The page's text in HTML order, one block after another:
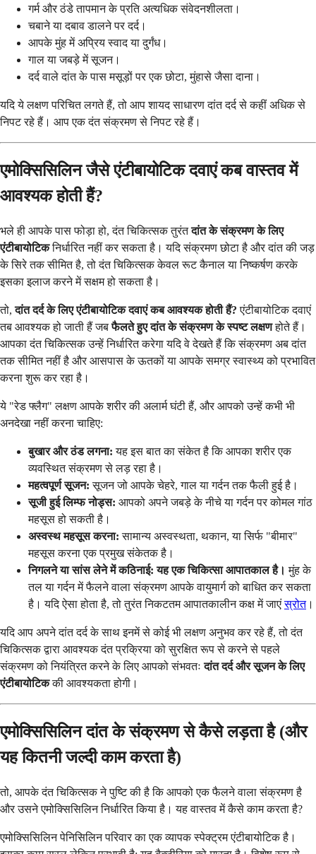
गर्म और ठंडे तापमान के प्रति अत्यधिक संवेदनशीलता।
चबाने या दबाव डालने पर दर्द।
आपके मुंह में अप्रिय स्वाद या दुर्गंध।
गाल या जबड़े में सूजन।
दर्द वाले दांत के पास मसूड़ों पर एक छोटा, मुंहासे जैसा दाना।
यदि ये लक्षण परिचित लगते हैं, तो आप शायद साधारण दांत दर्द से कहीं अधिक से
निपट रहे हैं। आप एक दंत संक्रमण से निपट रहे हैं।
एमोक्सिसिलिन जैसे एंटीबायोटिक दवाएं कब वास्तव में
आवश्यक होती हैं?
भले ही आपके पास फोड़ा हो, दंत चिकित्सक तुरंतदांत के संक्रमण के लिए
एंटीबायोटिकनिर्धारित नहीं कर सकता है। यदि संक्रमण छोटा है और दांत की जड़
के सिरे तक सीमित है, तो दंत चिकित्सक केवल रूट कैनाल या निष्कर्षण करके
इसका इलाज करने में सक्षम हो सकता है।
तो,दांत दर्द के लिए एंटीबायोटिक दवाएं कब आवश्यक होती हैं? एंटीबायोटिक दवाएं
तब आवश्यक हो जाती हैं जबफैलते हुए दांत के संक्रमण के स्पष्ट लक्षणहोते हैं।
आपका दंत चिकित्सक उन्हें निर्धारित करेगा यदि वे देखते हैं कि संक्रमण अब दांत
तक सीमित नहीं है और आसपास के ऊतकों या आपके समग्र स्वास्थ्य को प्रभावित
करना शुरू कर रहा है।
ये "रेड फ्लैग" लक्षण आपके शरीर की अलार्म घंटी हैं, और आपको उन्हें कभी भी
अनदेखा नहीं करना चाहिए:
बुखार और ठंड लगना: यह इस बात का संकेत है कि आपका शरीर एक
व्यवस्थित संक्रमण से लड़ रहा है।
महत्वपूर्ण सूजन: सूजन जो आपके चेहरे, गाल या गर्दन तक फैली हुई है।
सूजी हुई लिम्फ नोड्स: आपको अपने जबड़े के नीचे या गर्दन पर कोमल गांठ
महसूस हो सकती है।
अस्वस्थ महसूस करना: सामान्य अस्वस्थता, थकान, या सिर्फ "बीमार"
महसूस करना एक प्रमुख संकेतक है।
निगलने या सांस लेने में कठिनाई: यह एक चिकित्सा आपातकाल है। मुंह के
तल या गर्दन में फैलने वाला संक्रमण आपके वायुमार्ग को बाधित कर सकता
है। यदि ऐसा होता है, तो तुरंत निकटतम आपातकालीन कक्ष में जाएंस्रोत।
यदि आप अपने दांत दर्द के साथ इनमें से कोई भी लक्षण अनुभव कर रहे हैं, तो दंत
चिकित्सक द्वारा आवश्यक दंत प्रक्रिया को सुरक्षित रूप से करने से पहले
संक्रमण को नियंत्रित करने के लिए आपको संभवतःदांत दर्द और सूजन के लिए
एंटीबायोटिककी आवश्यकता होगी।
एमोक्सिसिलिन दांत के संक्रमण से कैसे लड़ता है (और
यह कितनी जल्दी काम करता है)
तो, आपके दंत चिकित्सक ने पुष्टि की है कि आपको एक फैलने वाला संक्रमण है
और उसने एमोक्सिसिलिन निर्धारित किया है। यह वास्तव में कैसे काम करता है?
एमोक्सिसिलिन पेनिसिलिन परिवार का एक व्यापक स्पेक्ट्रम एंटीबायोटिक है।